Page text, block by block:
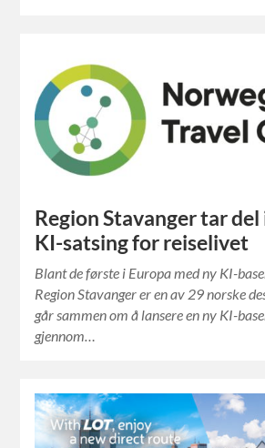
Region Stavanger tar del
KI-satsing for reiselivet
Blant de første i Europa med ny KI-
Region Stavanger er en av 29 norske
går sammen om å lansere en ny KI-
gjennom…